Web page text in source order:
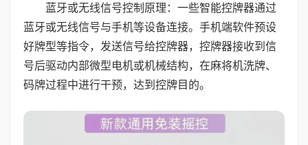
蓝牙或无线信号控制原理：一些智能控牌器通过
蓝牙或无线信号与手机等设备连接。手机端软件预设
好牌型等指令，发送信号给控牌器，控牌器接收到信
号后驱动内部微型电机或机械结构，在麻将机洗牌、
码牌过程中进行干预，达到控牌目的。